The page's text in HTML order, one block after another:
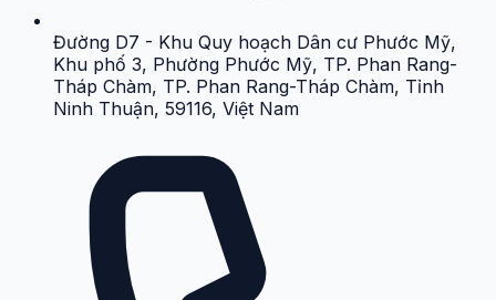
Đường D7 - Khu Quy hoạch Dân cư Phước Mỹ,
Khu phố 3, Phường Phước Mỹ, TP. Phan Rang-
Tháp Chàm, TP. Phan Rang-Tháp Chàm, Tỉnh
Ninh Thuận, 59116, Việt Nam